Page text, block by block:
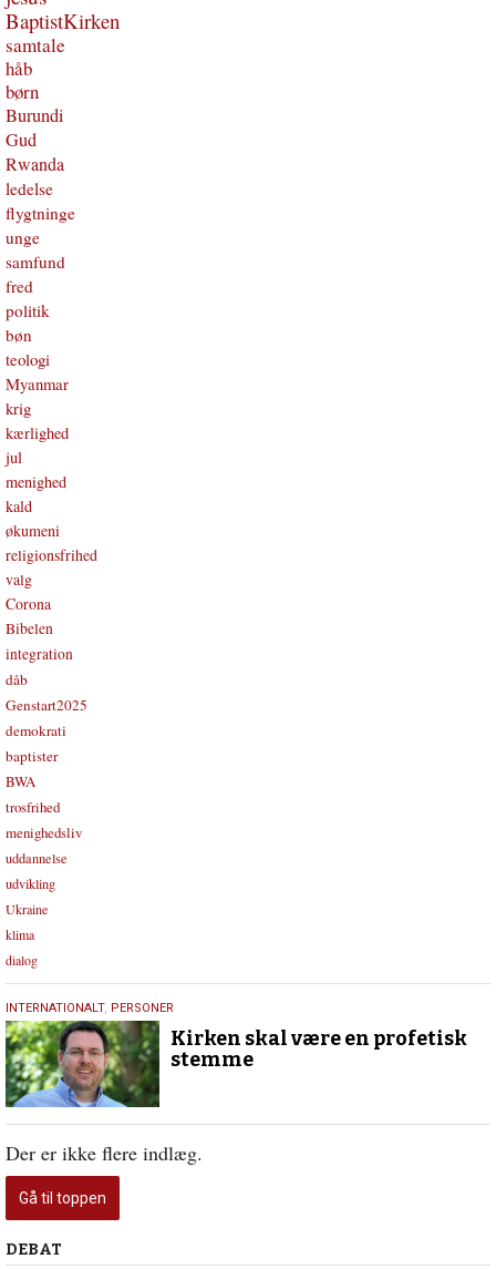
BaptistKirken
samtale
håb
børn
Burundi
Gud
Rwanda
ledelse
flygtninge
unge
samfund
fred
politik
bøn
teologi
Myanmar
krig
kærlighed
jul
menighed
kald
økumeni
religionsfrihed
valg
Corona
Bibelen
integration
dåb
Genstart2025
demokrati
baptister
BWA
trosfrihed
menighedsliv
uddannelse
udvikling
Ukraine
klima
dialog
25.
juli
2019
INTERNATIONALT, PERSONER
Kirken skal være en profetisk
stemme
Der er ikke flere indlæg.
Gå til toppen
Debat
DEBAT